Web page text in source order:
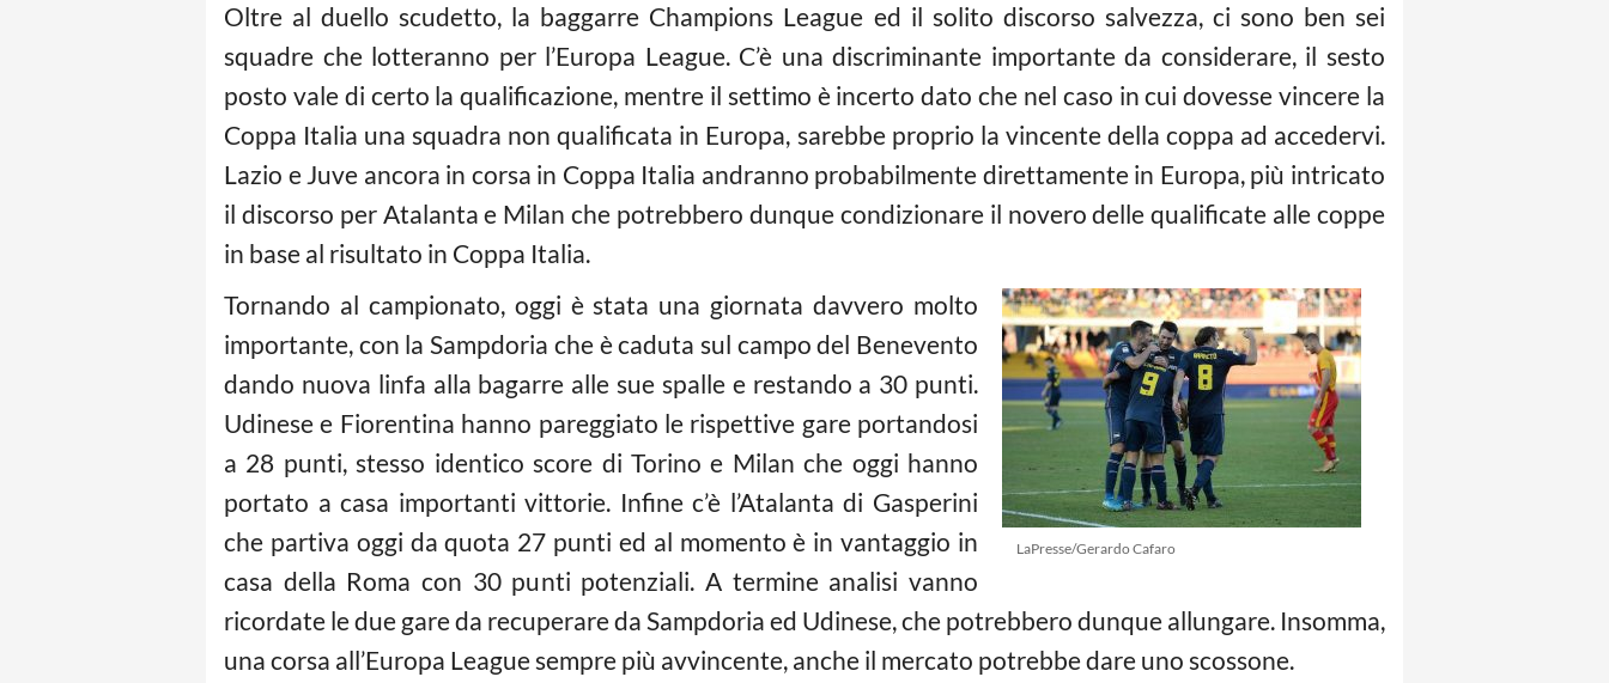
Oltre al duello scudetto, la baggarre Champions League ed il solito discorso salvezza, ci sono ben sei
squadre che lotteranno per l’Europa League. C’è una discriminante importante da considerare, il sesto
posto vale di certo la qualificazione, mentre il settimo è incerto dato che nel caso in cui dovesse vincere la
Coppa Italia una squadra non qualificata in Europa, sarebbe proprio la vincente della coppa ad accedervi.
Lazio e Juve ancora in corsa in Coppa Italia andranno probabilmente direttamente in Europa, più intricato
il discorso per Atalanta e Milan che potrebbero dunque condizionare il novero delle qualificate alle coppe
in base al risultato in Coppa Italia.
LaPresse/Gerardo Cafaro
Tornando al campionato, oggi è stata una giornata davvero molto
importante, con la Sampdoria che è caduta sul campo del Benevento
dando nuova linfa alla bagarre alle sue spalle e restando a 30 punti.
Udinese e Fiorentina hanno pareggiato le rispettive gare portandosi
a 28 punti, stesso identico score di Torino e Milan che oggi hanno
portato a casa importanti vittorie. Infine c’è l’Atalanta di Gasperini
che partiva oggi da quota 27 punti ed al momento è in vantaggio in
casa della Roma con 30 punti potenziali. A termine analisi vanno
ricordate le due gare da recuperare da Sampdoria ed Udinese, che potrebbero dunque allungare. Insomma,
una corsa all’Europa League sempre più avvincente, anche il mercato potrebbe dare uno scossone.